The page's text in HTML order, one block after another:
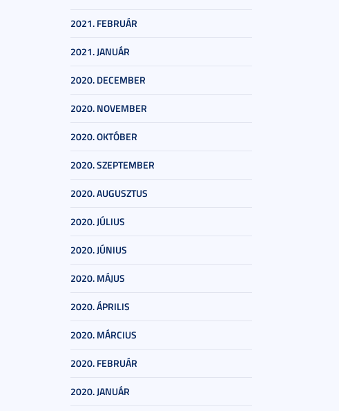
2021. FEBRUÁR
2021. JANUÁR
2020. DECEMBER
2020. NOVEMBER
2020. OKTÓBER
2020. SZEPTEMBER
2020. AUGUSZTUS
2020. JÚLIUS
2020. JÚNIUS
2020. MÁJUS
2020. ÁPRILIS
2020. MÁRCIUS
2020. FEBRUÁR
2020. JANUÁR